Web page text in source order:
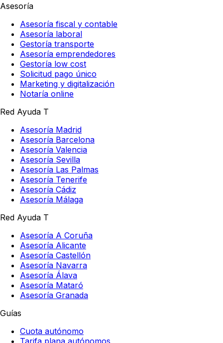
Asesoría
Asesoría fiscal y contable
Asesoría laboral
Gestoría transporte
Asesoría emprendedores
Gestoría low cost
Solicitud pago único
Marketing y digitalización
Notaría online
Red Ayuda T
Asesoría Madrid
Asesoría Barcelona
Asesoría Valencia
Asesoría Sevilla
Asesoría Las Palmas
Asesoría Tenerife
Asesoría Cádiz
Asesoría Málaga
Red Ayuda T
Asesoría A Coruña
Asesoría Alicante
Asesoría Castellón
Asesoría Navarra
Asesoría Álava
Asesoría Mataró
Asesoría Granada
Guías
Cuota autónomo
Tarifa plana autónomos